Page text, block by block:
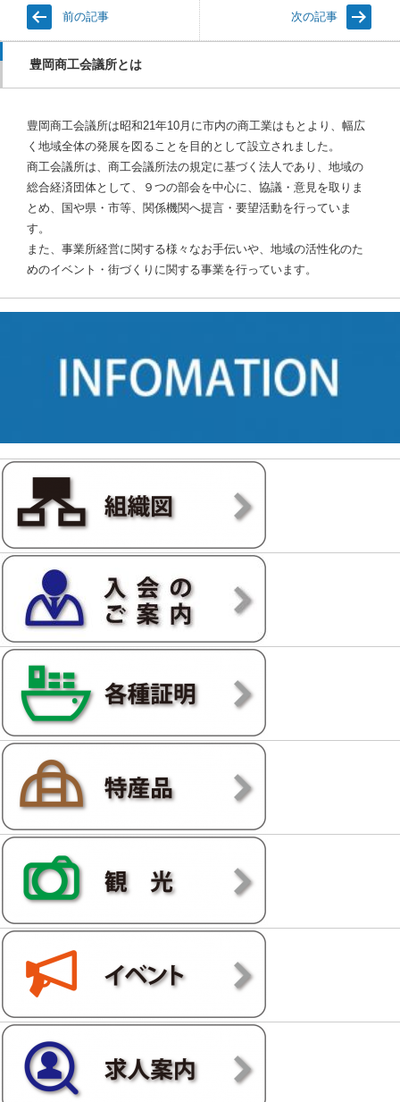
前の記事 次の記事
豊岡商工会議所とは
豊岡商工会議所は昭和21年10月に市内の商工業はもとより、幅広
く地域全体の発展を図ることを目的として設立されました。
商工会議所は、商工会議所法の規定に基づく法人であり、地域の
総合経済団体として、９つの部会を中心に、協議・意見を取りま
とめ、国や県・市等、関係機関へ提言・要望活動を行っていま
す。
また、事業所経営に関する様々なお手伝いや、地域の活性化のた
めのイベント・街づくりに関する事業を行っています。